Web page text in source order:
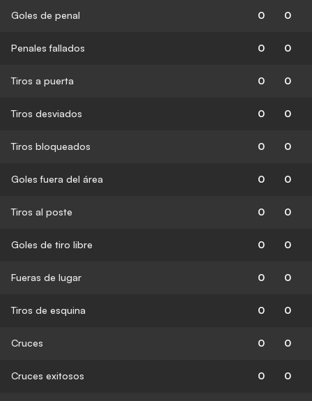
Goles de penal 0 0
Penales fallados 0 0
Tiros a puerta 0 0
Tiros desviados 0 0
Tiros bloqueados 0 0
Goles fuera del área 0 0
Tiros al poste 0 0
Goles de tiro libre 0 0
Fueras de lugar 0 0
Tiros de esquina 0 0
Cruces 0 0
Cruces exitosos 0 0